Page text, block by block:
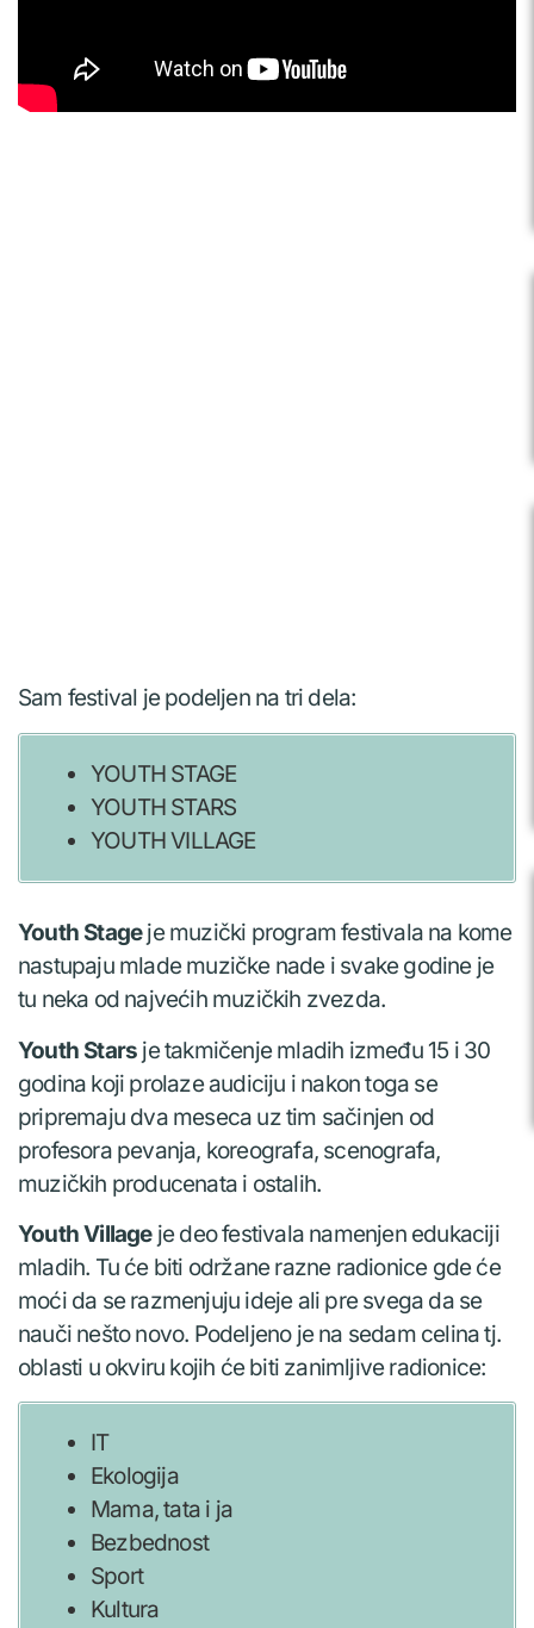
Sam festival je podeljen na tri dela:
YOUTH STAGE
YOUTH STARS
YOUTH VILLAGE
Youth Stageje muzički program festivala na kome
nastupaju mlade muzičke nade i svake godine je
tu neka od najvećih muzičkih zvezda.
Youth Stars je takmičenje mladih između 15 i 30
godina koji prolaze audiciju i nakon toga se
pripremaju dva meseca uz tim sačinjen od
profesora pevanja, koreografa, scenografa,
muzičkih producenata i ostalih.
Youth Villageje deo festivala namenjen edukaciji
mladih. Tu će biti održane razne radionice gde će
moći da se razmenjuju ideje ali pre svega da se
nauči nešto novo. Podeljeno je na sedam celina tj.
oblasti u okviru kojih će biti zanimljive radionice:
IT
Ekologija
Mama, tata i ja
Bezbednost
Sport
Kultura